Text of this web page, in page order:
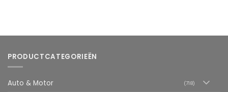
PRODUCTCATEGORIEËN
Auto & Motor (718)